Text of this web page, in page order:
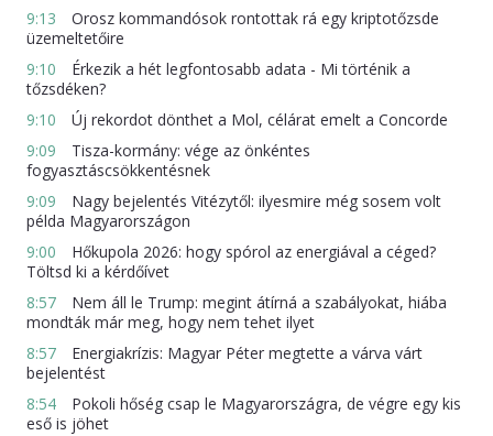
9:13
Orosz kommandósok rontottak rá egy kriptotőzsde
üzemeltetőire
9:10
Érkezik a hét legfontosabb adata - Mi történik a
tőzsdéken?
9:10
Új rekordot dönthet a Mol, célárat emelt a Concorde
9:09
Tisza-kormány: vége az önkéntes
fogyasztáscsökkentésnek
9:09
Nagy bejelentés Vitézytől: ilyesmire még sosem volt
példa Magyarországon
9:00
Hőkupola 2026: hogy spórol az energiával a céged?
Töltsd ki a kérdőívet
8:57
Nem áll le Trump: megint átírná a szabályokat, hiába
mondták már meg, hogy nem tehet ilyet
8:57
Energiakrízis: Magyar Péter megtette a várva várt
bejelentést
8:54
Pokoli hőség csap le Magyarországra, de végre egy kis
eső is jöhet